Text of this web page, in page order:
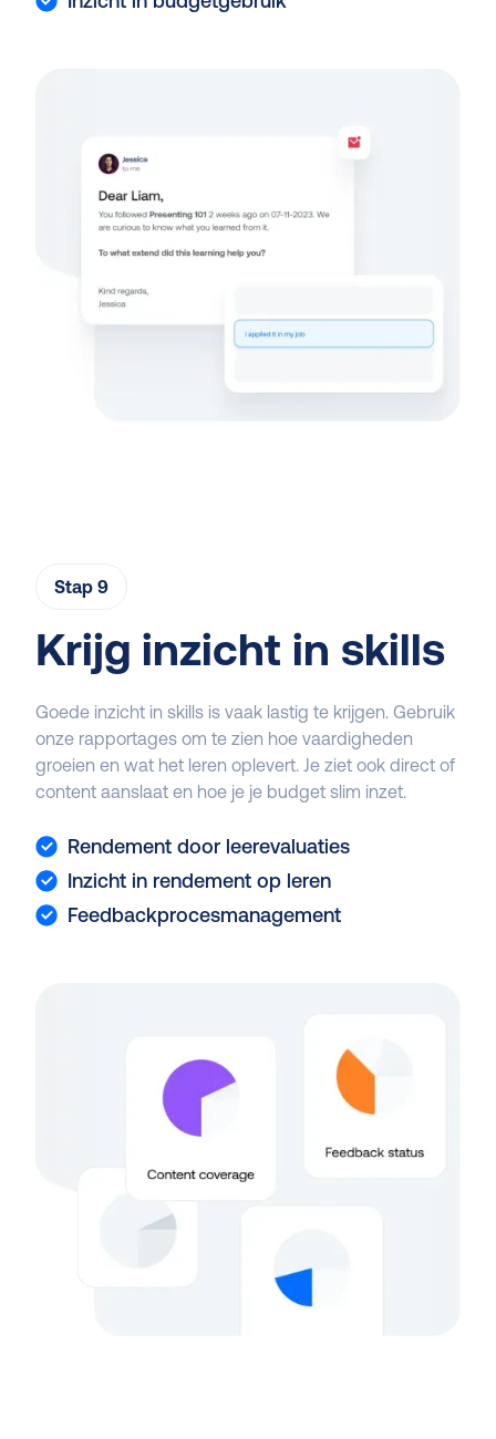
Stap 9
Krijg inzicht in skills
Goede inzicht in skills is vaak lastig te krijgen. Gebruik
onze rapportages om te zien hoe vaardigheden
groeien en wat het leren oplevert. Je ziet ook direct of
content aanslaat en hoe je je budget slim inzet.
Rendement door leerevaluaties
Inzicht in rendement op leren
Feedbackprocesmanagement